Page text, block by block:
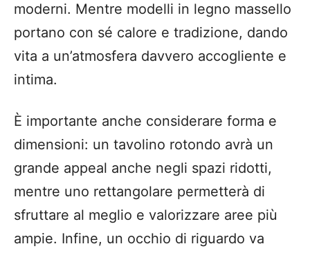
moderni. Mentre modelli in legno massello
portano con sé calore e tradizione, dando
vita a un’atmosfera davvero accogliente e
intima.
È importante anche considerare forma e
dimensioni: un tavolino rotondo avrà un
grande appeal anche negli spazi ridotti,
mentre uno rettangolare permetterà di
sfruttare al meglio e valorizzare aree più
ampie. Infine, un occhio di riguardo va